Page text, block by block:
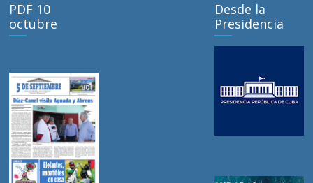
PDF 10
octubre
Desde la
Presidencia